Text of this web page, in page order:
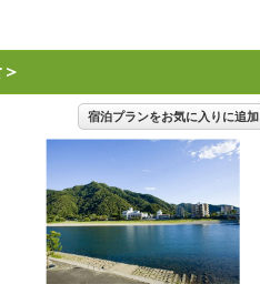
宿泊プランをお気に入りに追加